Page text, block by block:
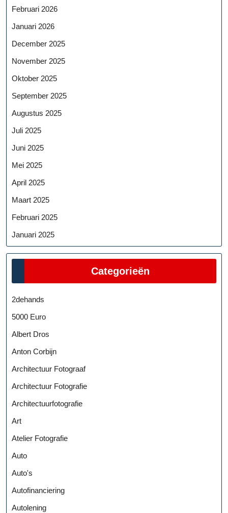
Februari 2026
Januari 2026
December 2025
November 2025
Oktober 2025
September 2025
Augustus 2025
Juli 2025
Juni 2025
Mei 2025
April 2025
Maart 2025
Februari 2025
Januari 2025
Categorieën
2dehands
5000 Euro
Albert Dros
Anton Corbijn
Architectuur Fotograaf
Architectuur Fotografie
Architectuurfotografie
Art
Atelier Fotografie
Auto
Auto's
Autofinanciering
Autolening